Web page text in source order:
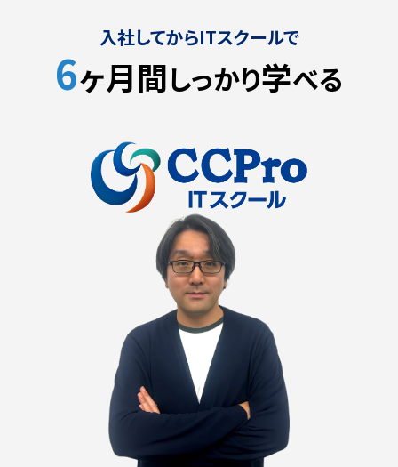
入社してからITスクールで
6ヶ月間しっかり学べる